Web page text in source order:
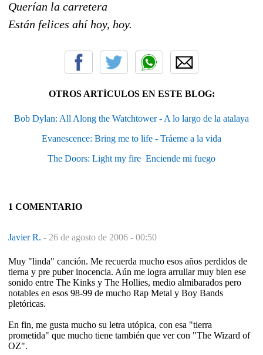
Querían la carretera
Están felices ahí hoy, hoy.
OTROS ARTÍCULOS EN ESTE BLOG:
Bob Dylan: All Along the Watchtower - A lo largo de la atalaya
Evanescence: Bring me to life - Tráeme a la vida
The Doors: Light my fire  Enciende mi fuego
1 COMENTARIO
Javier R. - 26 de agosto de 2006 - 00:50
Muy "linda" canción. Me recuerda mucho esos años perdidos de
tierna y pre puber inocencia. Aún me logra arrullar muy bien ese
sonido entre The Kinks y The Hollies, medio almibarados pero
notables en esos 98-99 de mucho Rap Metal y Boy Bands
pletóricas.
En fin, me gusta mucho su letra utópica, con esa "tierra
prometida" que mucho tiene también que ver con "The Wizard of
OZ".